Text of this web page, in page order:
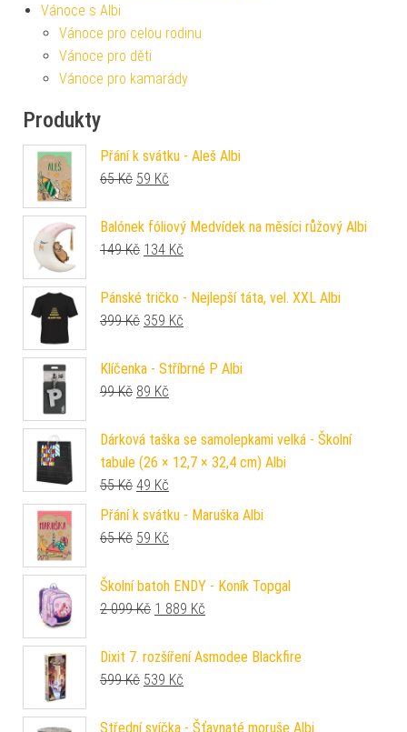
Vánoce s Albi
Vánoce pro celou rodinu
Vánoce pro děti
Vánoce pro kamarády
Produkty
Přání k svátku - Aleš Albi
65Kč Původní cena byla: 65 Kč.
59 Kč
Balónek fóliový Medvídek na měsíci růžový Albi
149Kč Původní cena byla: 149 Kč.
134 Kč
Pánské tričko - Nejlepší táta, vel. XXL Albi
399Kč Původní cena byla: 399 Kč.
359 Kč
Klíčenka - Stříbrné P Albi
99Kč Původní cena byla: 99 Kč.
89 Kč
Dárková taška se samolepkami velká - Školní
tabule (26 × 12,7 × 32,4 cm) Albi
55Kč Původní cena byla: 55 Kč.
49 Kč
Přání k svátku - Maruška Albi
65Kč Původní cena byla: 65 Kč.
59 Kč
Školní batoh ENDY - Koník Topgal
2 099Kč Původní cena byla: 2 099 Kč.
1 889 Kč
Dixit 7. rozšíření Asmodee Blackfire
599Kč Původní cena byla: 599 Kč.
539 Kč
Střední svíčka - Šťavnaté moruše Albi